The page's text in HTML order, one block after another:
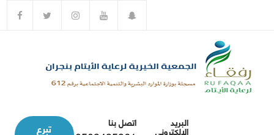
البريد
الالكتروني
اتصل بنا تبرع